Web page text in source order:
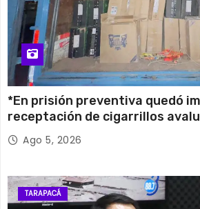
*En prisión preventiva quedó
receptación de cigarrillos
millones*
Ago 5, 2026
TARAPACÁ